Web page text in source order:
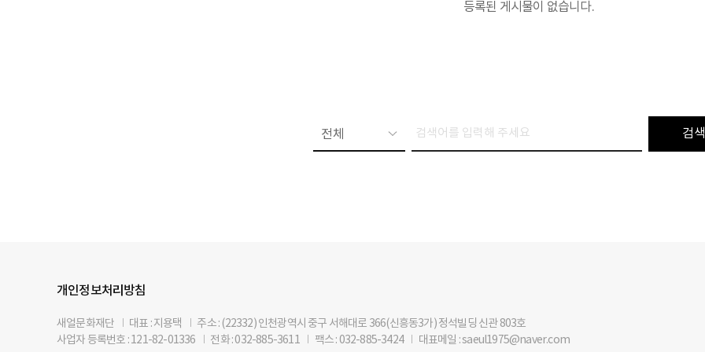
등록된 게시물이 없습니다.
개인정보처리방침
새얼문화재단 대표 : 지용택
주소 : (22332) 인천광역시 중구 서해대로 366(신흥동3가) 정석빌딩 신관 803호
사업자 등록번호 : 121-82-01336
전화 : 032-885-3611 팩스 : 032-885-3424 대표메일 : saeul1975@naver.com